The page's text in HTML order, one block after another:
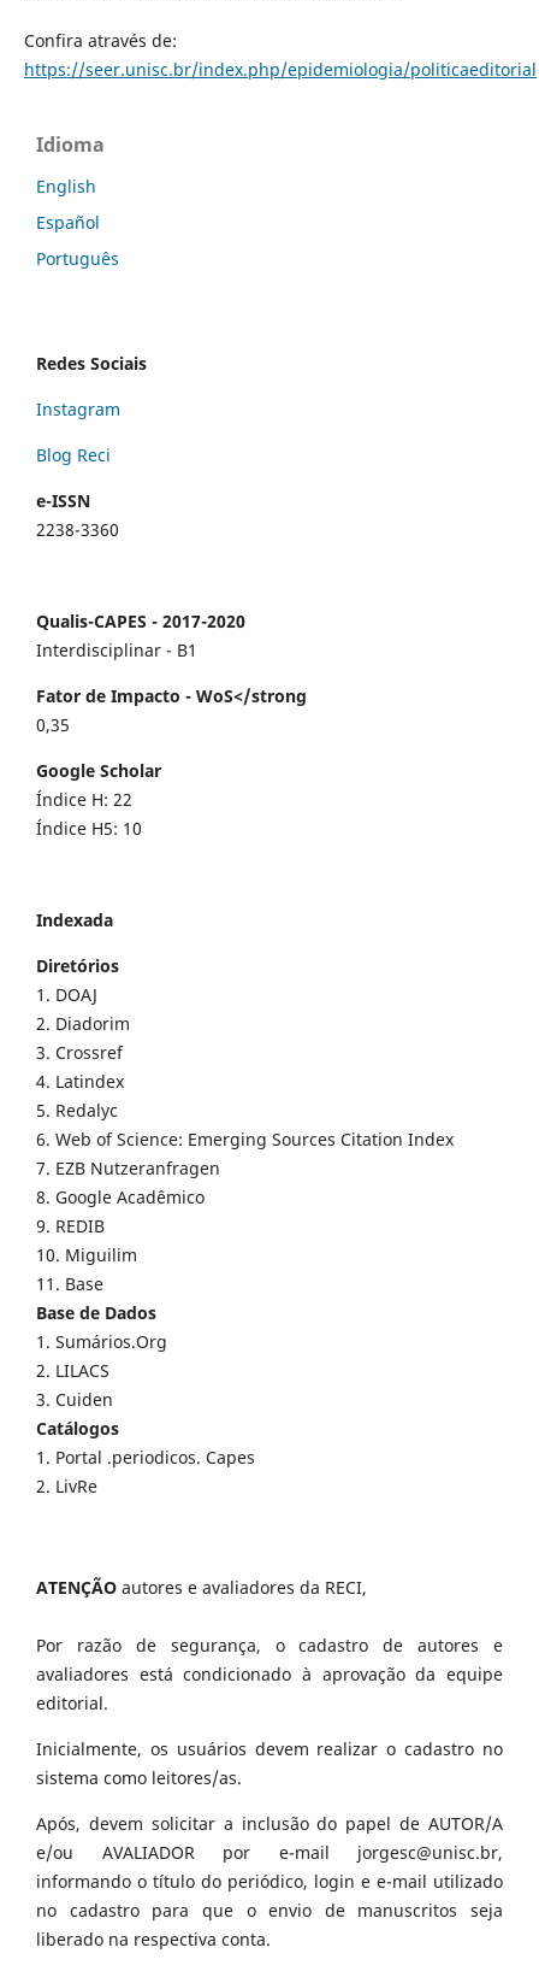
Confira através de:
https://seer.unisc.br/index.php/epidemiologia/politicaeditorial
Idioma
English
Español
Português
Redes Sociais
Instagram
Blog Reci
e-ISSN
2238-3360
Qualis-CAPES - 2017-2020
Interdisciplinar - B1
Fator de Impacto - WoS</strong
0,35
Google Scholar
Índice H: 22
Índice H5: 10
Indexada
Diretórios
1. DOAJ
2. Diadorim
3. Crossref
4. Latindex
5. Redalyc
6. Web of Science: Emerging Sources Citation Index
7. EZB Nutzeranfragen
8. Google Acadêmico
9. REDIB
10. Miguilim
11. Base
Base de Dados
1. Sumários.Org
2. LILACS
3. Cuiden
Catálogos
1. Portal .periodicos. Capes
2. LivRe
ATENÇÃO autores e avaliadores da RECI,
Por razão de segurança, o cadastro de autores e
avaliadores está condicionado à aprovação da equipe
editorial.
Inicialmente, os usuários devem realizar o cadastro no
sistema como leitores/as.
Após, devem solicitar a inclusão do papel de AUTOR/A
e/ou AVALIADOR por e-mail jorgesc@unisc.br,
informando o título do periódico, login e e-mail utilizado
no cadastro para que o envio de manuscritos seja
liberado na respectiva conta.